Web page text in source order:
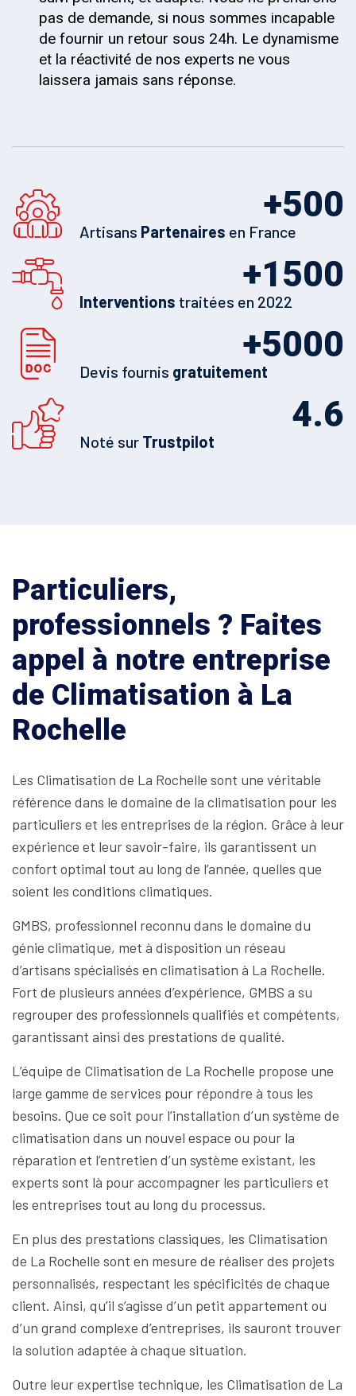
pas de demande, si nous sommes incapable
de fournir un retour sous 24h. Le dynamisme
et la réactivité de nos experts ne vous
laissera jamais sans réponse.
500
+
Artisans Partenaires en France
1500
+
Interventions traitées en 2022
5000
+
Devis fournis gratuitement
4.6
Noté sur Trustpilot
Particuliers,
professionnels ? Faites
appel à notre entreprise
de Climatisation à La
Rochelle
Les Climatisation de La Rochelle sont une véritable
référence dans le domaine de la climatisation pour les
particuliers et les entreprises de la région. Grâce à leur
expérience et leur savoir-faire, ils garantissent un
confort optimal tout au long de l’année, quelles que
soient les conditions climatiques.
GMBS, professionnel reconnu dans le domaine du
génie climatique, met à disposition un réseau
d’artisans spécialisés en climatisation à La Rochelle.
Fort de plusieurs années d’expérience, GMBS a su
regrouper des professionnels qualifiés et compétents,
garantissant ainsi des prestations de qualité.
L’équipe de Climatisation de La Rochelle propose une
large gamme de services pour répondre à tous les
besoins. Que ce soit pour l’installation d’un système de
climatisation dans un nouvel espace ou pour la
réparation et l’entretien d’un système existant, les
experts sont là pour accompagner les particuliers et
les entreprises tout au long du processus.
En plus des prestations classiques, les Climatisation
de La Rochelle sont en mesure de réaliser des projets
personnalisés, respectant les spécificités de chaque
client. Ainsi, qu’il s’agisse d’un petit appartement ou
d’un grand complexe d’entreprises, ils sauront trouver
la solution adaptée à chaque situation.
Outre leur expertise technique, les Climatisation de La